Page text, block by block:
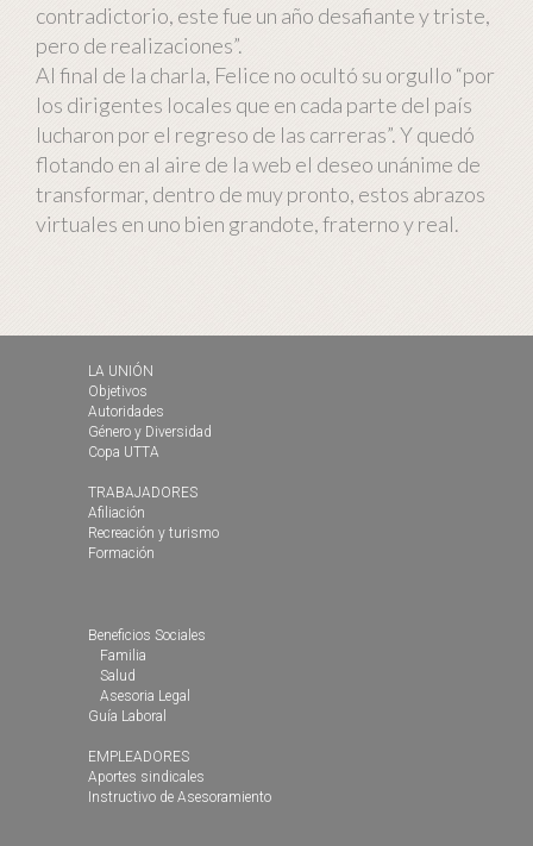
contradictorio, este fue un año desafiante y triste,
pero de realizaciones”.
Al final de la charla, Felice no ocultó su orgullo “por
los dirigentes locales que en cada parte del país
lucharon por el regreso de las carreras”. Y quedó
flotando en al aire de la web el deseo unánime de
transformar, dentro de muy pronto, estos abrazos
virtuales en uno bien grandote, fraterno y real.
LA UNIÓN
Objetivos
Autoridades
Género y Diversidad
Copa UTTA
TRABAJADORES
Afiliación
Recreación y turismo
Formación
Beneficios Sociales
Familia
Salud
Asesoria Legal
Guía Laboral
EMPLEADORES
Aportes sindicales
Instructivo de Asesoramiento